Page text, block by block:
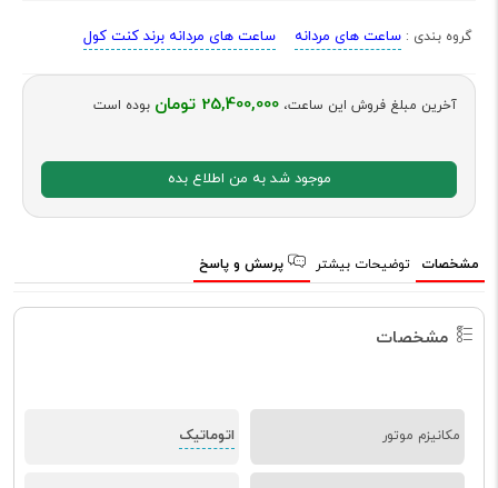
گروه بندی : ساعت های مردانه ساعت های مردانه برند کنت کول
آخرین مبلغ فروش این ساعت، 25,400,000 تومان بوده است
موجود شد به من اطلاع بده
مشخصات توضیحات بیشتر پرسش و پاسخ
مشخصات
مکانیزم موتور اتوماتیک